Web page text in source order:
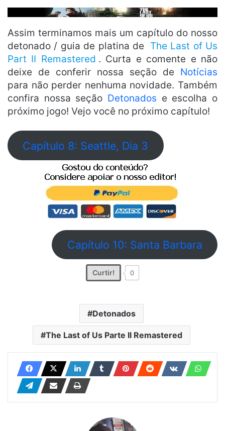
Assim terminamos mais um capítulo do nosso
detonado / guia de platina de
The Last of Us
Part II Remastered . Curta e comente e não
deixe de conferir nossa seção de Notícias
para não perder nenhuma novidade. Também
confira nossa seção Detonados e escolha o
próximo jogo! Vejo você no próximo capítulo!
Capítulo 8: Seattle, Dia 3
Capítulo 10: Santa Barbara
Curtir! 0
Detonados
The Last of Us Parte II Remastered